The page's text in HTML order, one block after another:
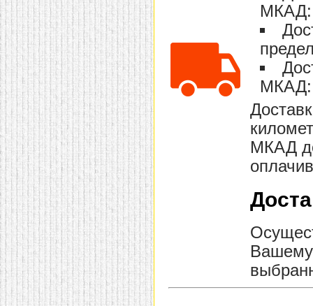
домашнем использовании.
Эта мебель имеет
некоторые преимущества
перед той же стенкой для
гостиной, к примеру,
поскольку она более
легкая и не загромождает
пространство. В спальне
этот предмет можно
поставить у изголовья
кровати, чтобы заполнить
пустующее там
место. Также стеллажи
очень часто используют в
качестве разграничителей
комнаты, например, на
рабочую зону и
пространство для отдыха.
Особенно это актуально
для однокомнатных
квартир.
МКАД:
МКАД:
МКАД
Вашему